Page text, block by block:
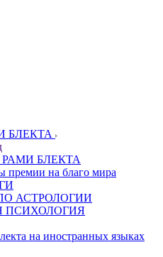
БЛЕКТА
БЛЕКТА
премии на благо мира
АСТРОЛОГИИ
ПСИХОЛОГИЯ
на иностранных языках